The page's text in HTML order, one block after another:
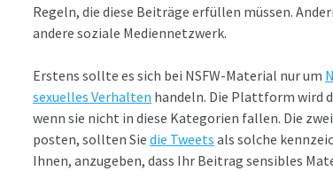
Regeln, die diese Beiträge erfüllen müssen.
andere soziale Mediennetzwerk.
Erstens sollte es sich bei NSFW-Material nur um
sexuelles Verhalten handeln. Die Plattform wird
wenn sie nicht in diese Kategorien fallen. Die
posten, sollten Sie die Tweets als solche
Ihnen, anzugeben, dass Ihr Beitrag sensibles